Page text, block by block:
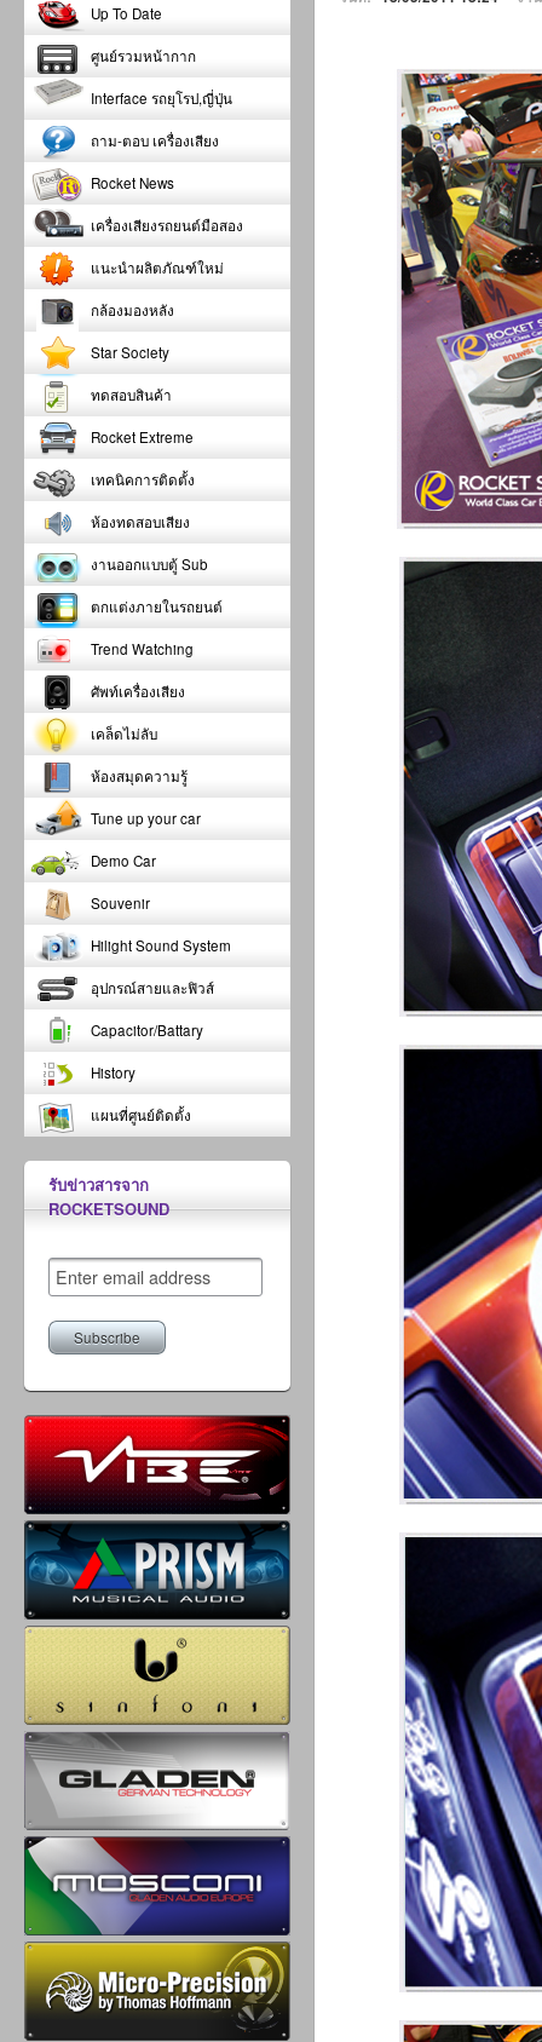
Up To Date
ศูนย์รวมหน้ากาก
Interface รถยุโรป,ญี่ปุ่น
ถาม-ตอบ เครื่องเสียง
Rocket News
เครื่องเสียงรถยนต์มือสอง
แนะนำผลิตภัณฑ์ใหม่
กล้องมองหลัง
Star Society
ทดสอบสินค้า
Rocket Extreme
เทคนิคการติดตั้ง
ห้องทดสอบเสียง
งานออกแบบตู้ Sub
ตกแต่งภายในรถยนต์
Trend Watching
ศัพท์เครื่องเสียง
เคล็ดไม่ลับ
ห้องสมุดความรู้
Tune up your car
Demo Car
Souvenir
Hilight Sound System
อุปกรณ์สายและฟิวส์
Capacitor/Battary
History
แผนที่ศูนย์ติดตั้ง
รับข่าวสารจาก
ROCKETSOUND